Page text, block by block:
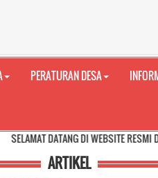
PERATURAN DESA
DI WEBSITE RESMI DESA AKAH
ARTIKEL